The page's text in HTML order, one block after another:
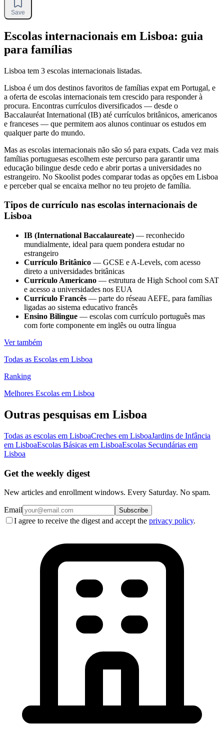
Save
Escolas internacionais em Lisboa: guia
para famílias
Lisboa tem 3 escolas internacionais listadas.
Lisboa é um dos destinos favoritos de famílias expat em Portugal, e
a oferta de escolas internacionais tem crescido para responder à
procura. Encontras currículos diversificados — desde o
Baccalauréat International (IB) até currículos britânicos, americanos
e franceses — que permitem aos alunos continuar os estudos em
qualquer parte do mundo.
Mas as escolas internacionais não são só para expats. Cada vez mais
famílias portuguesas escolhem este percurso para garantir uma
educação bilingue desde cedo e abrir portas a universidades no
estrangeiro. No Skoolist podes comparar todas as opções em Lisboa
e perceber qual se encaixa melhor no teu projeto de família.
Tipos de currículo nas escolas internacionais de
Lisboa
IB (International Baccalaureate) — reconhecido
mundialmente, ideal para quem pondera estudar no
estrangeiro
Currículo Britânico — GCSE e A-Levels, com acesso
direto a universidades britânicas
Currículo Americano — estrutura de High School com SAT
e acesso a universidades nos EUA
Currículo Francês — parte do réseau AEFE, para famílias
ligadas ao sistema educativo francês
Ensino Bilingue — escolas com currículo português mas
com forte componente em inglês ou outra língua
Ver também
Todas as Escolas em Lisboa
Ranking
Melhores Escolas em Lisboa
Outras pesquisas em Lisboa
Todas as escolas em LisboaCreches em LisboaJardins de Infância
em LisboaEscolas Básicas em LisboaEscolas Secundárias em
Lisboa
Get the weekly digest
New articles and enrollment windows. Every Saturday. No spam.
Email Subscribe
I agree to receive the digest and accept the privacy policy.